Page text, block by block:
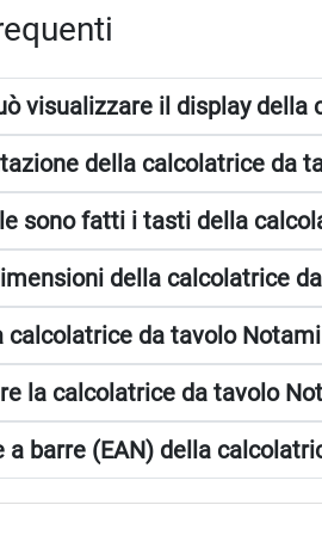
visualizzare il display della
della calcolatrice da
sono fatti i tasti della
della calcolatrice
calcolatrice da tavolo
la calcolatrice da tavolo
a barre (EAN) della